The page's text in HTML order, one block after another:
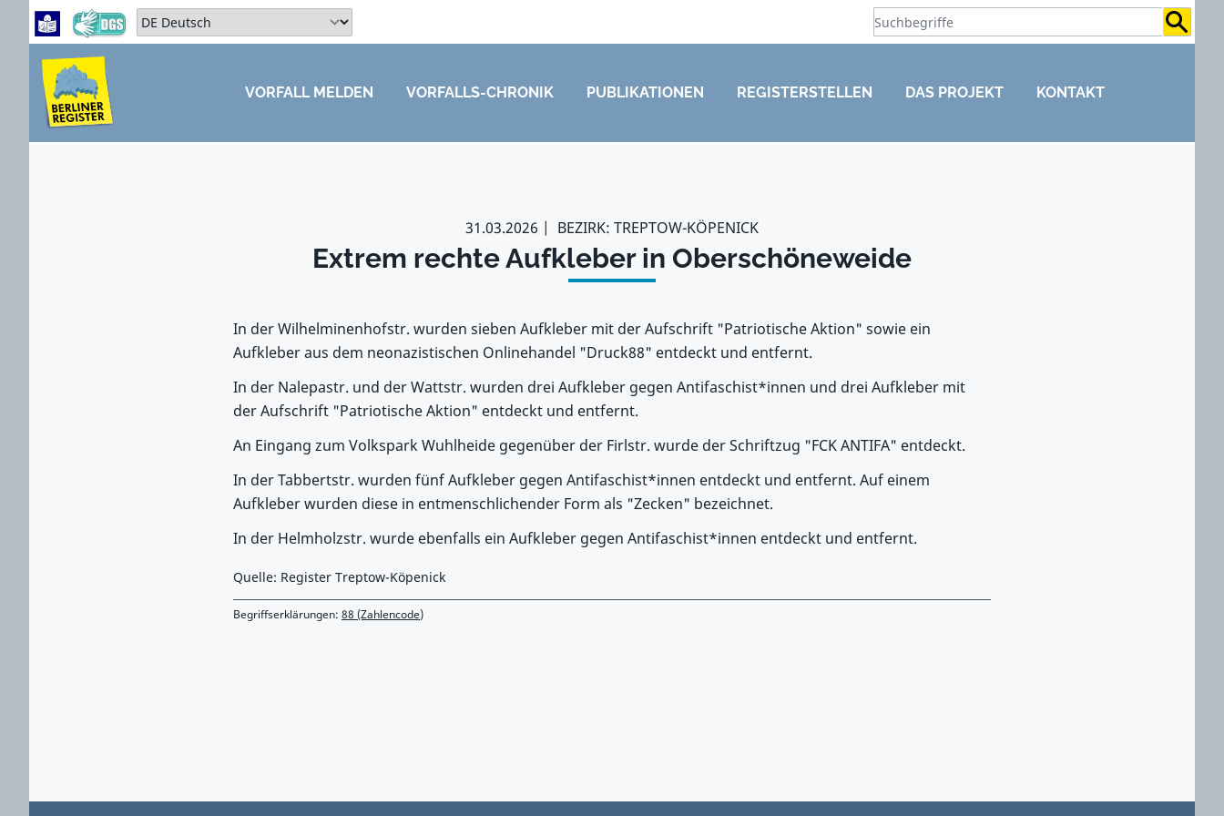
Zum Hauptbereich springen
Zum Hauptmenü springen
Sprache auswählen:
ZUM HAUPTBEREICH SPRINGEN
VORFALL MELDEN VORFALLS-CHRONIK PUBLIKATIONEN REGISTERSTELLEN DAS PROJEKT KONTAKT
31.03.2026 BEZIRK: TREPTOW-KÖPENICK
Extrem rechte Aufkleber in Oberschöneweide
In der Wilhelminenhofstr. wurden sieben Aufkleber mit der Aufschrift "Patriotische Aktion" sowie ein
Aufkleber aus dem neonazistischen Onlinehandel "Druck88" entdeckt und entfernt.
In der Nalepastr. und der Wattstr. wurden drei Aufkleber gegen Antifaschist*innen und drei Aufkleber mit
der Aufschrift "Patriotische Aktion" entdeckt und entfernt.
An Eingang zum Volkspark Wuhlheide gegenüber der Firlstr. wurde der Schriftzug "FCK ANTIFA" entdeckt.
In der Tabbertstr. wurden fünf Aufkleber gegen Antifaschist*innen entdeckt und entfernt. Auf einem
Aufkleber wurden diese in entmenschlichender Form als "Zecken" bezeichnet.
In der Helmholzstr. wurde ebenfalls ein Aufkleber gegen Antifaschist*innen entdeckt und entfernt.
Quelle: Register Treptow-Köpenick
Begriffserklärungen: 88 (Zahlencode)